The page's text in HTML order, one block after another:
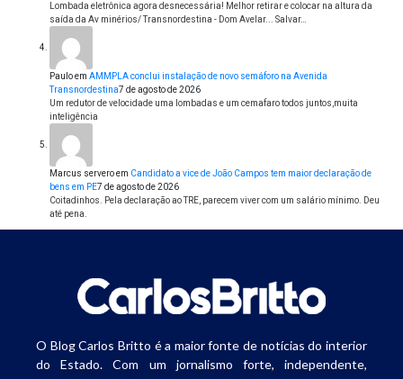
Lombada eletrônica agora desnecessária! Melhor retirar e colocar na altura da
saída da Av minérios/ Transnordestina - Dom Avelar... Salvar…
Pauloem AMMPLA conclui instalação de novo semáforo na Avenida
Transnordestina7 de agosto de 2026
Um redutor de velocidade uma lombadas e um cemafaro todos juntos,muita
inteligência
Marcus serveroem Candidato a vice de João Campos tem maior declaração de
bens em PE7 de agosto de 2026
Coitadinhos. Pela declaração ao TRE, parecem viver com um salário mínimo. Deu
até pena.
O Blog Carlos Britto é a maior fonte de notícias do interior
do Estado. Com um jornalismo forte, independente,